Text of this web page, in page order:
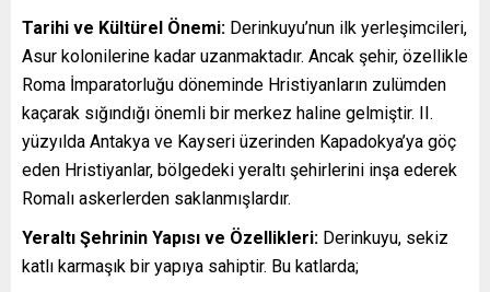
Tarihi ve Kültürel Önemi: Derinkuyu’nun ilk yerleşimcileri,
Asur kolonilerine kadar uzanmaktadır. Ancak şehir, özellikle
Roma İmparatorluğu döneminde Hristiyanların zulümden
kaçarak sığındığı önemli bir merkez haline gelmiştir. II.
yüzyılda Antakya ve Kayseri üzerinden Kapadokya’ya göç
eden Hristiyanlar, bölgedeki yeraltı şehirlerini inşa ederek
Romalı askerlerden saklanmışlardır.
Yeraltı Şehrinin Yapısı ve Özellikleri: Derinkuyu, sekiz
katlı karmaşık bir yapıya sahiptir. Bu katlarda;